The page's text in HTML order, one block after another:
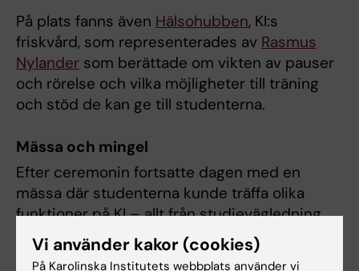
På plats fanns även Hälsohubben, KI:s
friskvård, som representerades av Rasmus
Nylander som berättade om vikten av pauser
och rörelse och vilka möjligheter till träning
och stöd de kan ge till studenterna.
Mässa och mingel
Efter ceremonin fortsatte dagen med en
mässa där studenterna kunde träffa olika
funktioner på KI – allt från studievägledning
och utlandsstudier till redaktionen bakom KI:s
tidningMedicinsk Vetenskap. Här fanns också
Vi använder kakor (cookies)
På Karolinska Institutets webbplats använder vi